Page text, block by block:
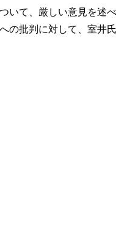
いて、厳しい意見を述
の批判に対して、室井